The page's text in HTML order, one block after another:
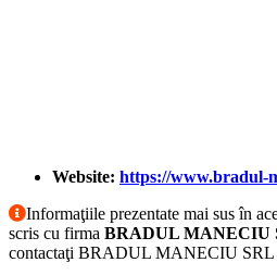
Website: https://www.bradul-
Informaţiile prezentate mai sus în
scris cu firma BRADUL MANECIU
contactaţi BRADUL MANECIU SRL